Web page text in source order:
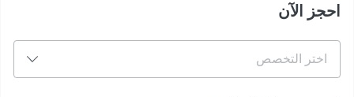
احجز الآن
اختر التخصص